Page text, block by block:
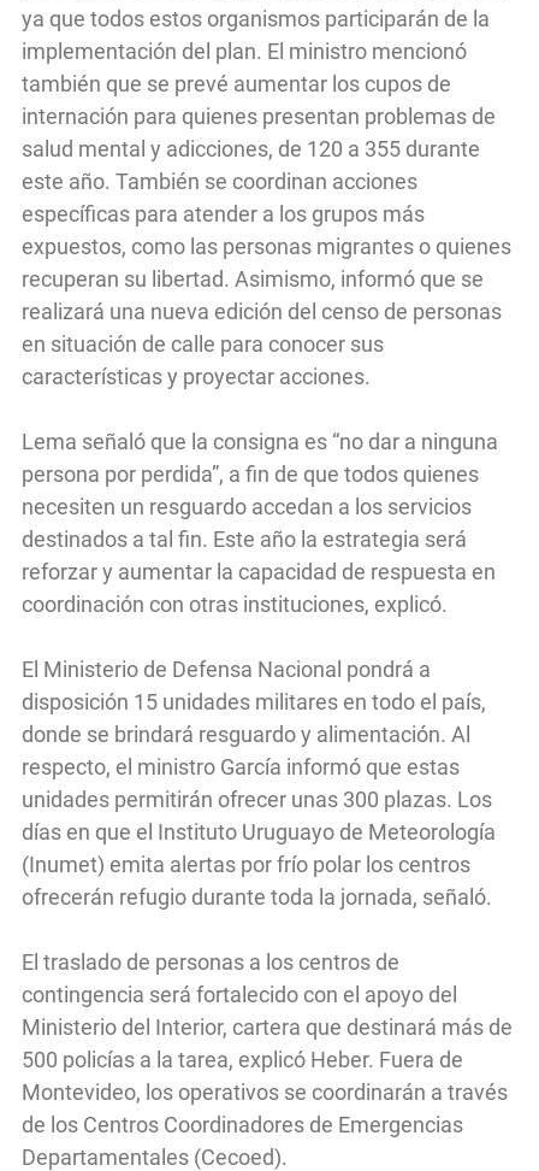
ya que todos estos organismos participarán de la
implementación del plan. El ministro mencionó
también que se prevé aumentar los cupos de
internación para quienes presentan problemas de
salud mental y adicciones, de 120 a 355 durante
este año. También se coordinan acciones
específicas para atender a los grupos más
expuestos, como las personas migrantes o quienes
recuperan su libertad. Asimismo, informó que se
realizará una nueva edición del censo de personas
en situación de calle para conocer sus
características y proyectar acciones.
Lema señaló que la consigna es “no dar a ninguna
persona por perdida”, a fin de que todos quienes
necesiten un resguardo accedan a los servicios
destinados a tal fin. Este año la estrategia será
reforzar y aumentar la capacidad de respuesta en
coordinación con otras instituciones, explicó.
El Ministerio de Defensa Nacional pondrá a
disposición 15 unidades militares en todo el país,
donde se brindará resguardo y alimentación. Al
respecto, el ministro García informó que estas
unidades permitirán ofrecer unas 300 plazas. Los
días en que el Instituto Uruguayo de Meteorología
(Inumet) emita alertas por frío polar los centros
ofrecerán refugio durante toda la jornada, señaló.
El traslado de personas a los centros de
contingencia será fortalecido con el apoyo del
Ministerio del Interior, cartera que destinará más de
500 policías a la tarea, explicó Heber. Fuera de
Montevideo, los operativos se coordinarán a través
de los Centros Coordinadores de Emergencias
Departamentales (Cecoed).